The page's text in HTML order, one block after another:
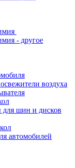
- другое
воздуха
для шин и дисков
автомобилей